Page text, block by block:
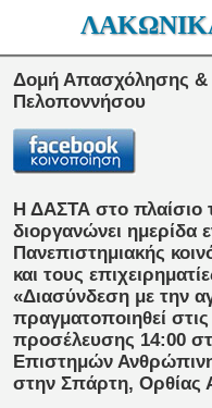
Δομή Απασχόλησης &
Πελοποννήσου
Η ΔΑΣΤΑ στο
διοργανώνει ημερίδα
Πανεπιστημιακής
και τους
«Διασύνδεση με την
πραγματοποιηθεί
προσέλευσης 14:00
Επιστημών
στην Σπάρτη, Ορθίας